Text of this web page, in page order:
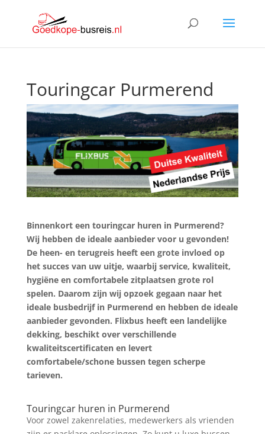
Touringcar Purmerend
Binnenkort een touringcar huren in Purmerend?
Wij hebben de ideale aanbieder voor u gevonden!
De heen- en terugreis heeft een grote invloed op
het succes van uw uitje, waarbij service, kwaliteit,
hygiëne en comfortabele zitplaatsen grote rol
spelen. Daarom zijn wij opzoek gegaan naar het
ideale busbedrijf in Purmerend en hebben de ideale
aanbieder gevonden. Flixbus heeft een landelijke
dekking, beschikt over verschillende
kwaliteitscertificaten en levert
comfortabele/schone bussen tegen scherpe
tarieven.
Touringcar huren in Purmerend
Voor zowel zakenrelaties, medewerkers als vrienden